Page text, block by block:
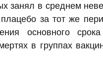
занял в среднем
за тот же
основного
в группах